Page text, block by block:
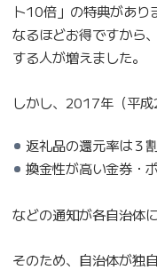
ト10倍」の特典があり
なるほどお得ですから
する人が増えました。
しかし、2017年（平
返礼品の還元率は３
換金性が高い金券・
などの通知が各自治体
そのため、自治体が独